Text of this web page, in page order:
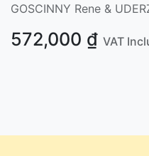
GOSCINNY Rene &
572,000 ₫ VAT